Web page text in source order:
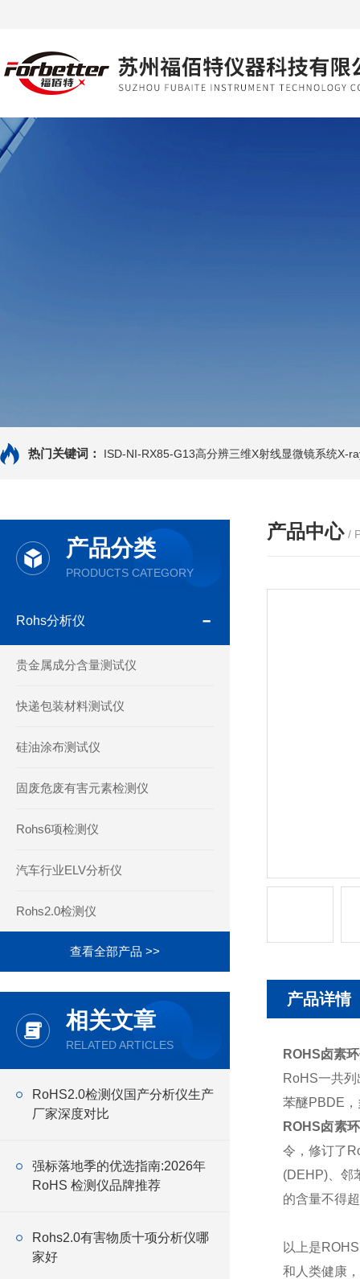
热门关键词： ISD-NI-RX85-G13高分辨三维X射线显微镜系统X-
产品分类
PRODUCTS CATEGORY
Rohs分析仪
贵金属成分含量测试仪
快递包装材料测试仪
硅油涂布测试仪
固废危废有害元素检测仪
Rohs6项检测仪
汽车行业ELV分析仪
Rohs2.0检测仪
查看全部产品 >>
相关文章
RELATED ARTICLES
RoHS2.0检测仪国产分析仪生产
厂家深度对比
强标落地季的优选指南:2026年
RoHS 检测仪品牌推荐
Rohs2.0有害物质十项分析仪哪
家好
产品中心 /
产品详情
ROHS卤素
RoHS一共
苯醚PBDE
ROHS卤素
令，修订了
(DEHP)、邻
的含量不得
以上是
和人类健康